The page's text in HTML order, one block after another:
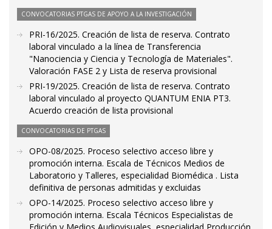
CONVOCATORIAS PTGAS DE APOYO A LA INVESTIGACIÓN
PRI-16/2025. Creación de lista de reserva. Contrato
laboral vinculado a la línea de Transferencia
"Nanociencia y Ciencia y Tecnología de Materiales".
Valoración FASE 2 y Lista de reserva provisional
PRI-19/2025. Creación de lista de reserva. Contrato
laboral vinculado al proyecto QUANTUM ENIA PT3.
Acuerdo creación de lista provisional
CONVOCATORIAS DE PTGAS
OPO-08/2025. Proceso selectivo acceso libre y
promoción interna. Escala de Técnicos Medios de
Laboratorio y Talleres, especialidad Biomédica . Lista
definitiva de personas admitidas y excluidas
OPO-14/2025. Proceso selectivo acceso libre y
promoción interna. Escala Técnicos Especialistas de